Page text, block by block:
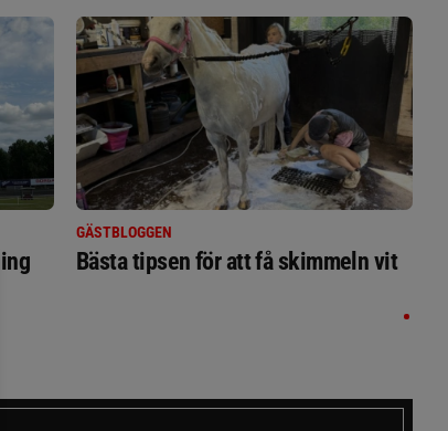
GÄSTBLOGGEN
Bästa tipsen för att få skimmeln vit